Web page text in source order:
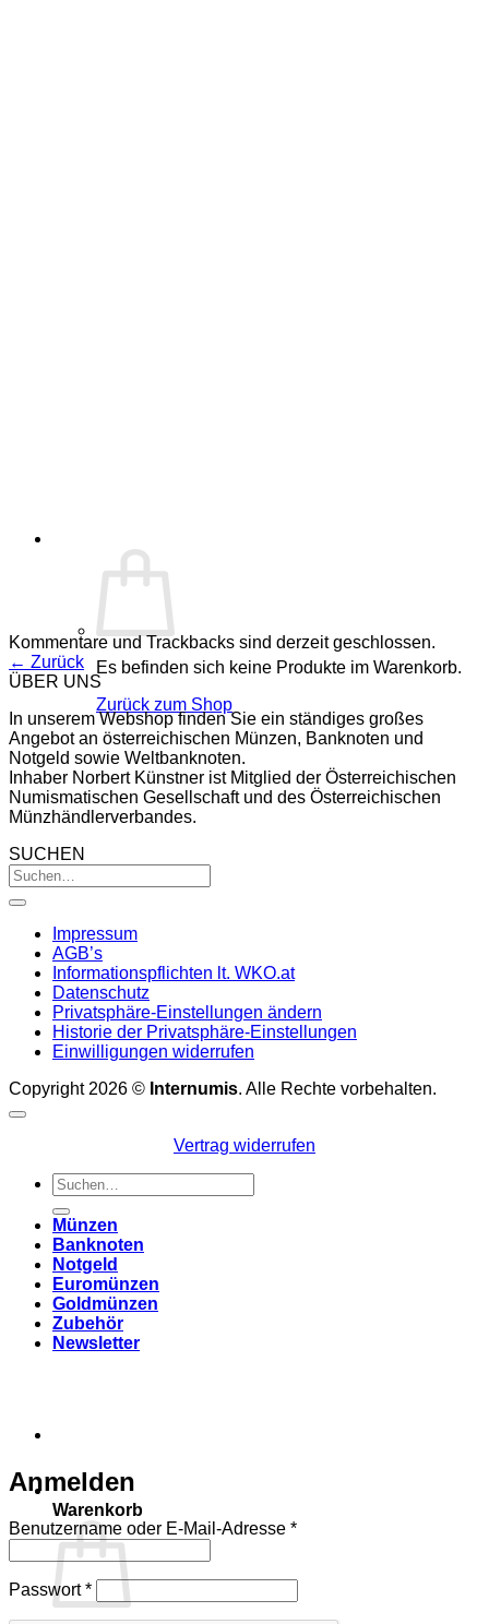
Es befinden sich keine Produkte im Warenkorb.
Zurück zum Shop
Warenkorb
Kommentare und Trackbacks sind derzeit geschlossen.
← Zurück
ÜBER UNS
In unserem Webshop finden Sie ein ständiges großes
Angebot an österreichischen Münzen, Banknoten und
Notgeld sowie Weltbanknoten.
Inhaber Norbert Künstner ist Mitglied der Österreichischen
Numismatischen Gesellschaft und des Österreichischen
Münzhändlerverbandes.
SUCHEN
Impressum
AGB’s
Informationspflichten lt. WKO.at
Datenschutz
Privatsphäre-Einstellungen ändern
Historie der Privatsphäre-Einstellungen
Einwilligungen widerrufen
Copyright 2026 © Internumis. Alle Rechte vorbehalten.
Vertrag widerrufen
Suchen
nach:
Münzen
Banknoten
Notgeld
Euromünzen
Goldmünzen
Zubehör
Newsletter
Anmelden
Benutzername oder E-Mail-Adresse *Erforderlich
Passwort*Erforderlich